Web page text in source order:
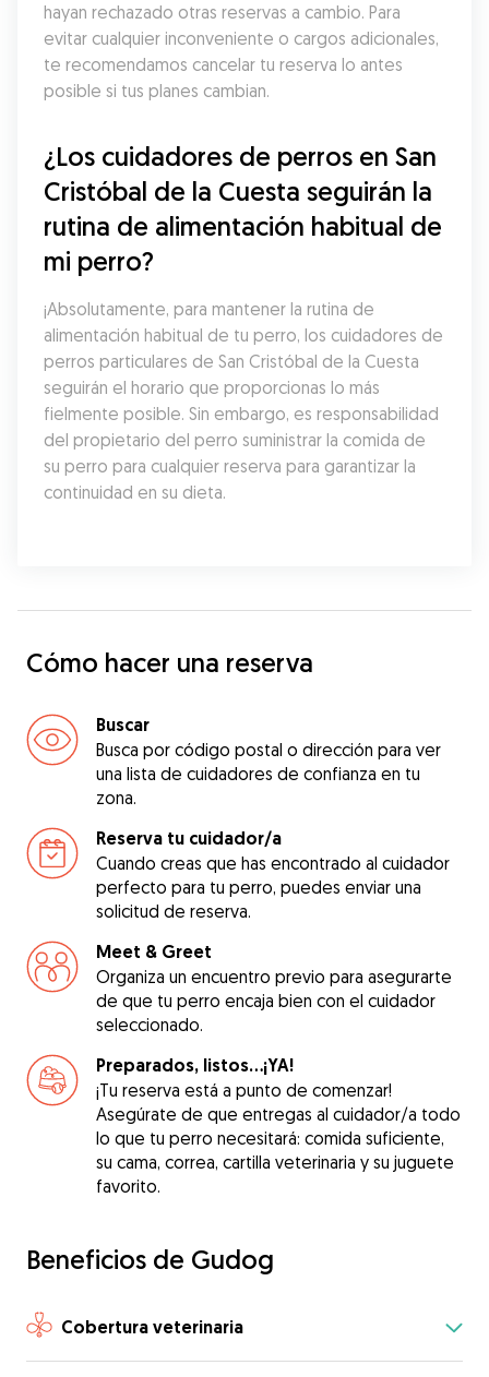
hayan rechazado otras reservas a cambio. Para
evitar cualquier inconveniente o cargos adicionales,
te recomendamos cancelar tu reserva lo antes
posible si tus planes cambian.
¿Los cuidadores de perros en San
Cristóbal de la Cuesta seguirán la
rutina de alimentación habitual de
mi perro?
¡Absolutamente, para mantener la rutina de
alimentación habitual de tu perro, los cuidadores de
perros particulares de San Cristóbal de la Cuesta
seguirán el horario que proporcionas lo más
fielmente posible. Sin embargo, es responsabilidad
del propietario del perro suministrar la comida de
su perro para cualquier reserva para garantizar la
continuidad en su dieta.
Cómo hacer una reserva
Buscar
Busca por código postal o dirección para ver
una lista de cuidadores de confianza en tu
zona.
Reserva tu cuidador/a
Cuando creas que has encontrado al cuidador
perfecto para tu perro, puedes enviar una
solicitud de reserva.
Meet & Greet
Organiza un encuentro previo para asegurarte
de que tu perro encaja bien con el cuidador
seleccionado.
Preparados, listos...¡YA!
¡Tu reserva está a punto de comenzar!
Asegúrate de que entregas al cuidador/a todo
lo que tu perro necesitará: comida suficiente,
su cama, correa, cartilla veterinaria y su juguete
favorito.
Beneficios de Gudog
Cobertura veterinaria